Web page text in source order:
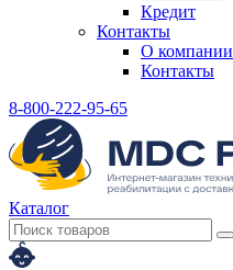
Кредит
Контакты
О компании
Контакты
8-800-222-95-65
Каталог